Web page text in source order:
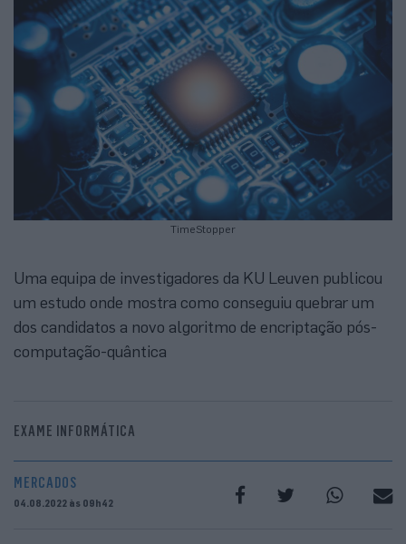
TimeStopper
Uma equipa de investigadores da KU Leuven publicou
um estudo onde mostra como conseguiu quebrar um
dos candidatos a novo algoritmo de encriptação pós-
computação-quântica
EXAME INFORMÁTICA
MERCADOS
04.08.2022 às 09h42